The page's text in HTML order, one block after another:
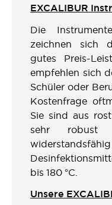
EXCALIBUR
Die
zeichnen sich
gutes Preis-
empfehlen sich
Schüler oder
Kostenfrage
Sie sind aus
sehr robust
bis 180 °C.
Unsere